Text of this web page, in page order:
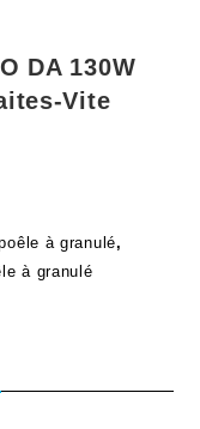
DA 130W
Vite
à granulé,
à granulé